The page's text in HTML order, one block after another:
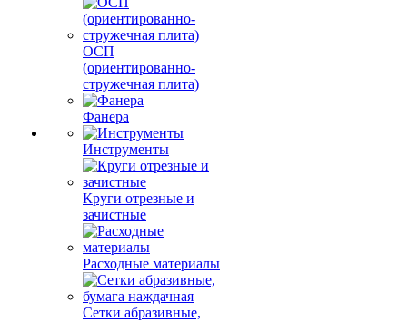
ОСП
(ориентированно-
стружечная плита)
Фанера
Инструменты
Круги отрезные и
зачистные
Расходные материалы
Сетки абразивные,